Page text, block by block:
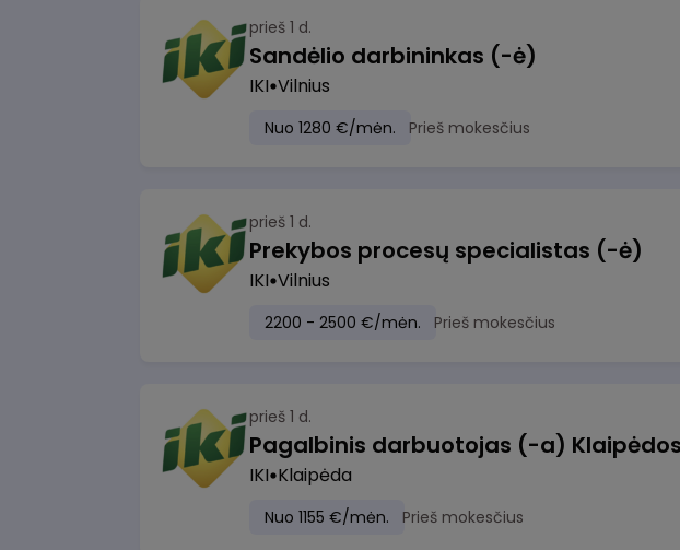
prieš 1 d.
Sandėlio darbininkas (-ė)
IKI Vilnius
Nuo 1280 €/mėn. Prieš mokesčius
prieš 1 d.
Prekybos procesų specialistas (-ė)
IKI Vilnius
2200 - 2500 €/mėn. Prieš mokesčius
prieš 1 d.
IKI Klaipėda
Nuo 1155 €/mėn. Prieš mokesčius